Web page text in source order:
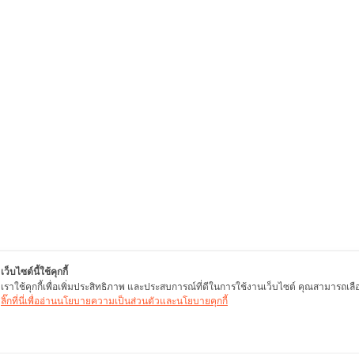
เว็บไซต์นี้ใช้คุกกี้
เราใช้คุกกี้เพื่อเพิ่มประสิทธิภาพ และประสบการณ์ที่ดีในการใช้งานเว็บไซต์ คุณสามารถ
ลิ๊กที่นี่เพื่ออ่านนโยบายความเป็นส่วนตัวและนโยบายคุกกี้